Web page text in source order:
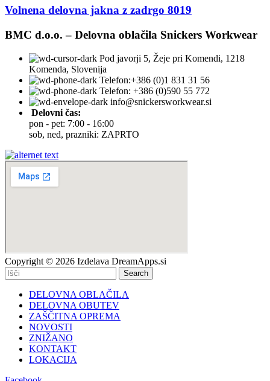
Volnena delovna jakna z zadrgo 8019
BMC d.o.o. – Delovna oblačila Snickers Workwear
Pod javorji 5, Žeje pri Komendi, 1218
Komenda, Slovenija
Telefon:+386 (0)1 831 31 56
Telefon: +386 (0)590 55 772
info@snickersworkwear.si
Delovni čas:
pon - pet: 7:00 - 16:00
sob, ned, prazniki: ZAPRTO
Copyright © 2026 Izdelava DreamApps.si
Search
DELOVNA OBLAČILA
DELOVNA OBUTEV
ZAŠČITNA OPREMA
NOVOSTI
ZNIŽANO
KONTAKT
LOKACIJA